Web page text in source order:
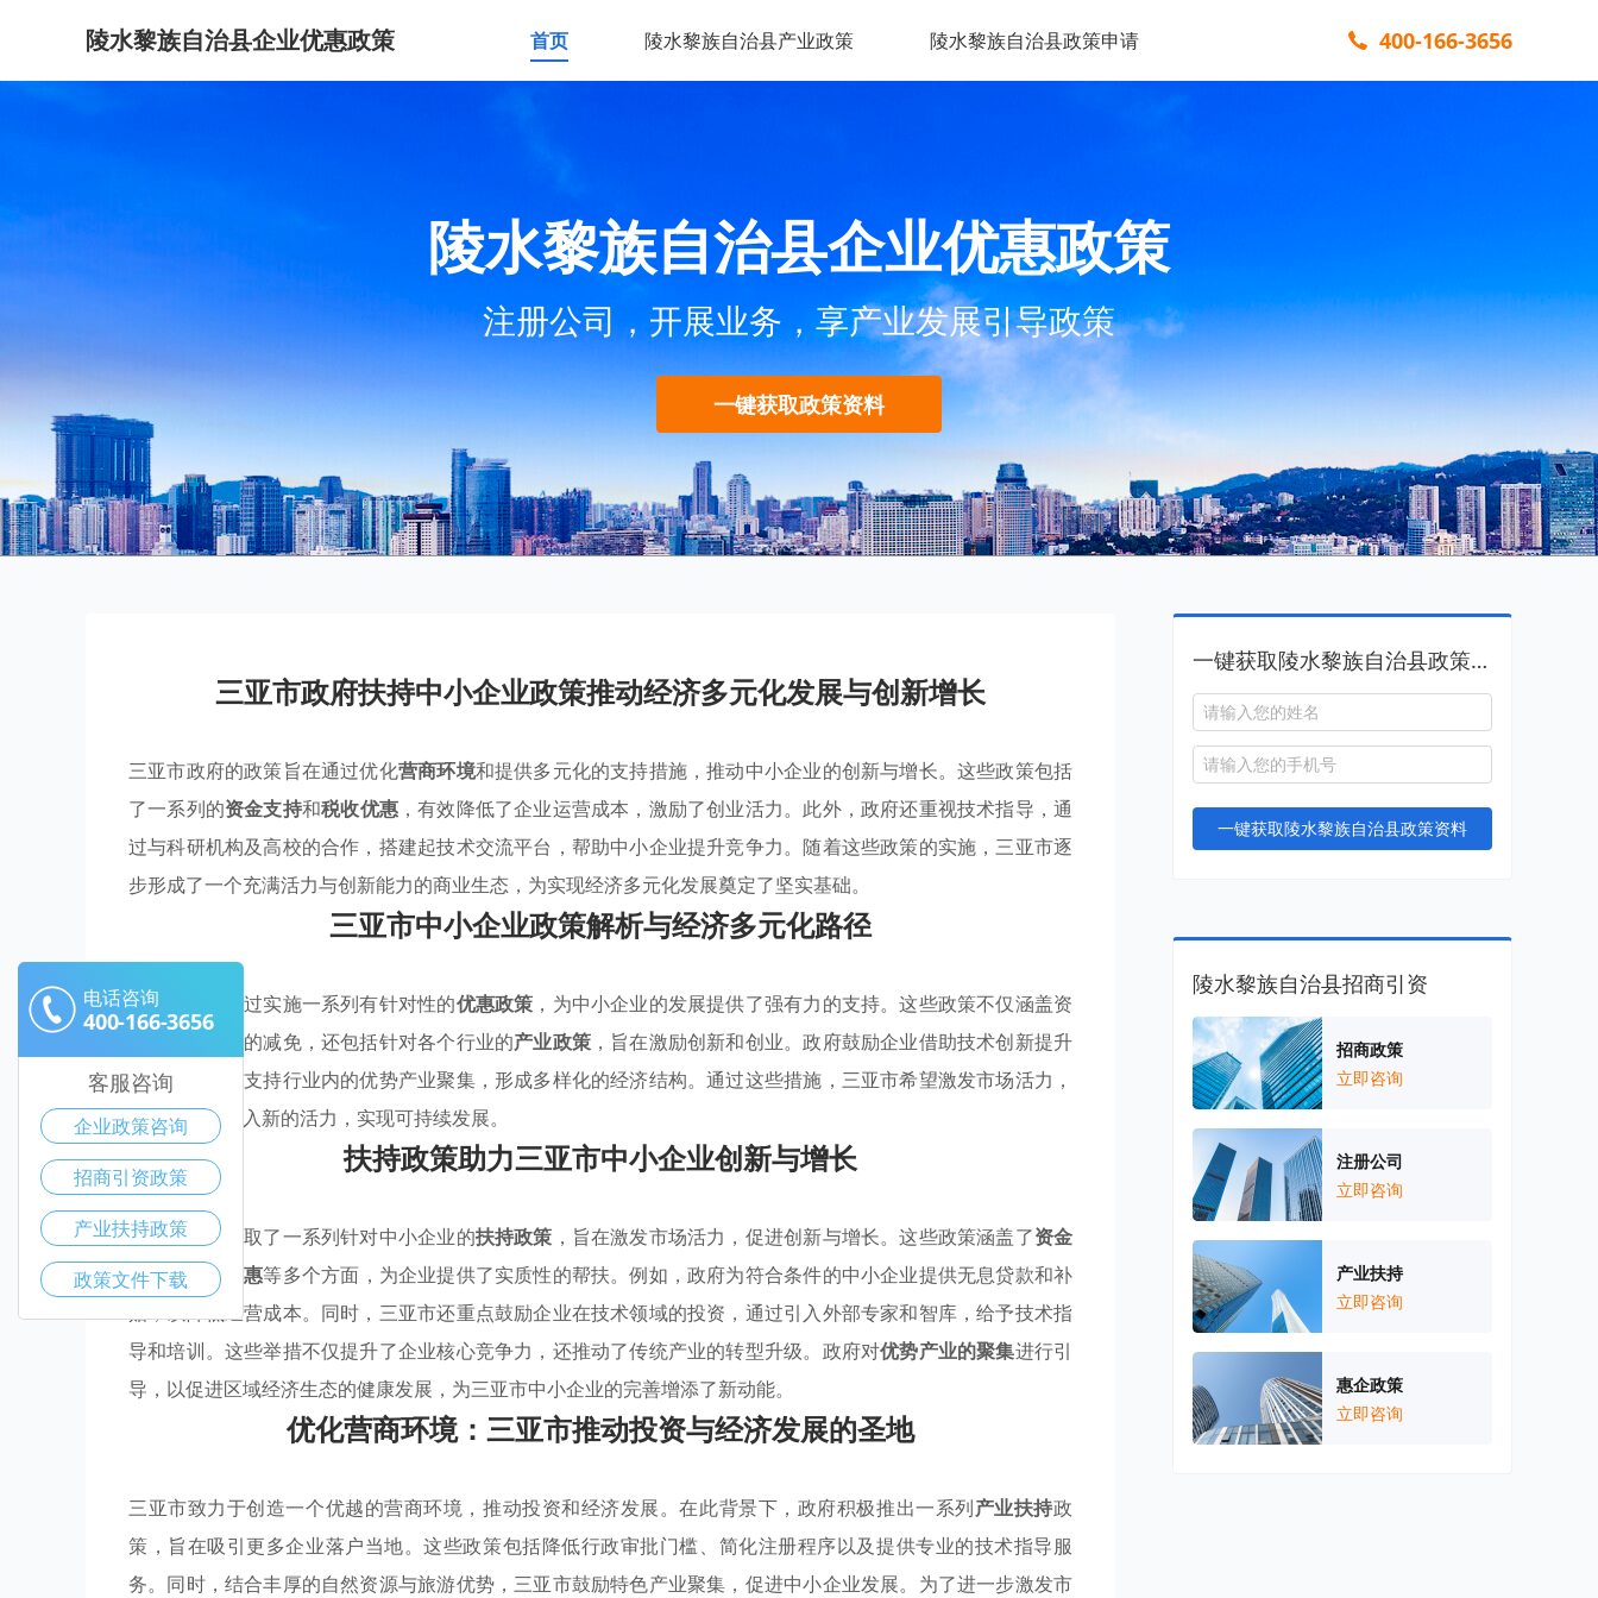
陵水黎族自治县企业优惠政策 首页 陵水黎族自治县产业政策 陵水黎族自治县政策申请 400-166-3656
陵水黎族自治县企业优惠政策
注册公司，开展业务，享产业发展引导政策
一键获取政策资料
三亚市政府扶持中小企业政策推动经济多元化发展与创新增长
三亚市政府的政策旨在通过优化营商环境和提供多元化的支持措施，推动中小企业的创新与增长。这些政策包括
了一系列的资金支持和税收优惠，有效降低了企业运营成本，激励了创业活力。此外，政府还重视技术指导，通
过与科研机构及高校的合作，搭建起技术交流平台，帮助中小企业提升竞争力。随着这些政策的实施，三亚市逐
步形成了一个充满活力与创新能力的商业生态，为实现经济多元化发展奠定了坚实基础。
三亚市中小企业政策解析与经济多元化路径
三亚市政府通过实施一系列有针对性的优惠政策 ，为中小企业的发展提供了强有力的支持。这些政策不仅涵盖资
金和税收方面的减免，还包括针对各个行业的产业政策 ，旨在激励创新和创业。政府鼓励企业借助技术创新提升
竞争力，同时支持行业内的优势产业聚集，形成多样化的经济结构。通过这些措施，三亚市希望激发市场活力，
为当地经济注入新的活力，实现可持续发展。
扶持政策助力三亚市中小企业创新与增长
三亚市政府采取了一系列针对中小企业的扶持政策 ，旨在激发市场活力，促进创新与增长。这些政策涵盖了资金
支持和税收优惠等多个方面，为企业提供了实质性的帮扶。例如，政府为符合条件的中小企业提供无息贷款和补
贴，以降低经营成本。同时，三亚市还重点鼓励企业在技术领域的投资，通过引入外部专家和智库，给予技术指
导和培训。这些举措不仅提升了企业核心竞争力，还推动了传统产业的转型升级。政府对优势产业的聚集进行引
导，以促进区域经济生态的健康发展，为三亚市中小企业的完善增添了新动能。
优化营商环境：三亚市推动投资与经济发展的圣地
三亚市致力于创造一个优越的营商环境，推动投资和经济发展。在此背景下，政府积极推出一系列产业扶持政
策，旨在吸引更多企业落户当地。这些政策包括降低行政审批门槛、简化注册程序以及提供专业的技术指导服
务。同时，结合丰厚的自然资源与旅游优势，三亚市鼓励特色产业聚集，促进中小企业发展。为了进一步激发市
一键获取陵水黎族自治县政策资料
一键获取陵水黎族自治县政策资料
陵水黎族自治县招商引资
招商政策
立即咨询
注册公司
立即咨询
产业扶持
立即咨询
惠企政策
立即咨询
电话咨询
400-166-3656
客服咨询
企业政策咨询
招商引资政策
产业扶持政策
政策文件下载